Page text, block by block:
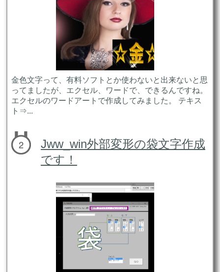
金色文字って、有料ソフトとか使わないと出来ないと思
ってましたが、エクセル、ワードで、できるんですね。
エクセルのワードアートで作成してみました。 テキス
ト⇒...
Jww_win外部変形の袋文字作成
です！